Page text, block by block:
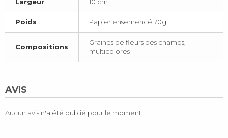
Poids Papier ensemencé 70g
Compositions
Graines de fleurs des champs,
multicolores
AVIS
Aucun avis n'a été publié pour le moment.